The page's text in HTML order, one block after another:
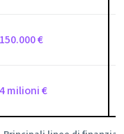
150.000 €
4 milioni €